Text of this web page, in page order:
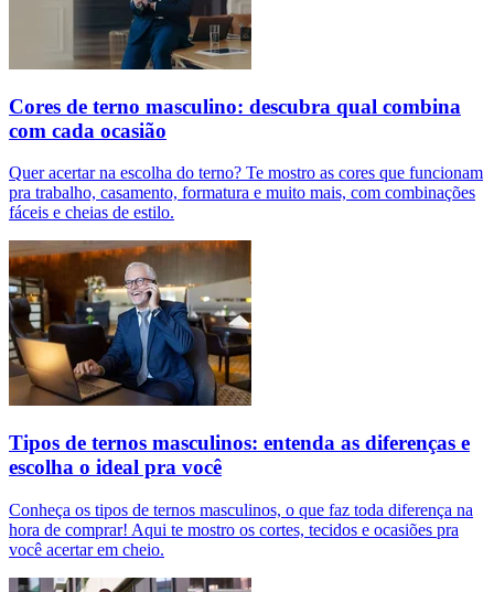
Cores de terno masculino: descubra qual combina
com cada ocasião
Quer acertar na escolha do terno? Te mostro as cores que funcionam
pra trabalho, casamento, formatura e muito mais, com combinações
fáceis e cheias de estilo.
Tipos de ternos masculinos: entenda as diferenças e
escolha o ideal pra você
Conheça os tipos de ternos masculinos, o que faz toda diferença na
hora de comprar! Aqui te mostro os cortes, tecidos e ocasiões pra
você acertar em cheio.